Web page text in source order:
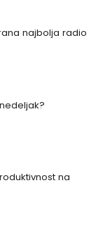
najbolja radio
na